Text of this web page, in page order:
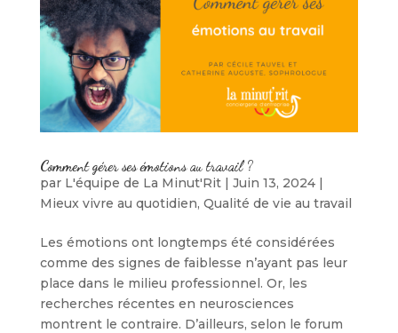
Comment gérer ses émotions au travail ?
par L'équipe de La Minut'Rit| Juin 13, 2024|
Mieux vivre au quotidien, Qualité de vie au travail
Les émotions ont longtemps été considérées
comme des signes de faiblesse n’ayant pas leur
place dans le milieu professionnel. Or, les
recherches récentes en neurosciences
montrent le contraire. D’ailleurs, selon le forum